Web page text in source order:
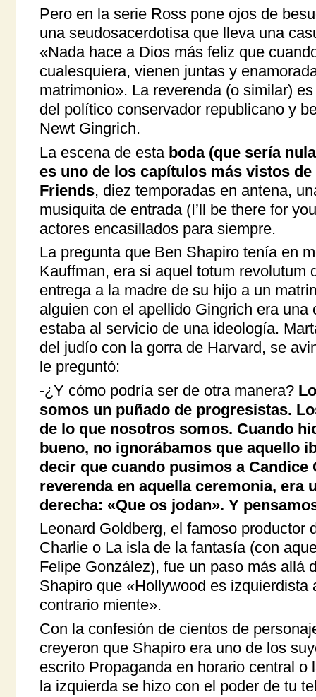
Pero en la serie Ross pone ojos de
una seudosacerdotisa que lleva una
«Nada hace a Dios más feliz que
cualesquiera, vienen juntas y
matrimonio». La reverenda (o similar)
del político conservador republicano y
Newt Gingrich.
La escena de esta boda (que sería
es uno de los capítulos más vistos
Friends, diez temporadas en antena,
musiquita de entrada (I’ll be there for
actores encasillados para siempre.
La pregunta que Ben Shapiro tenía en
Kauffman, era si aquel totum revolutum
entrega a la madre de su hijo a un
alguien con el apellido Gingrich era una
estaba al servicio de una ideología.
del judío con la gorra de Harvard, se
le preguntó:
-¿Y cómo podría ser de otra manera?
somos un puñado de progresistas.
de lo que nosotros somos. Cuando
bueno, no ignorábamos que aquello
decir que cuando pusimos a Candice
reverenda en aquella ceremonia, era
derecha: «Que os jodan». Y
Leonard Goldberg, el famoso productor
Charlie o La isla de la fantasía (con
Felipe González), fue un paso más allá
Shapiro que «Hollywood es
contrario miente».
Con la confesión de cientos de
creyeron que Shapiro era uno de los
escrito Propaganda en horario central o
la izquierda se hizo con el poder de tu